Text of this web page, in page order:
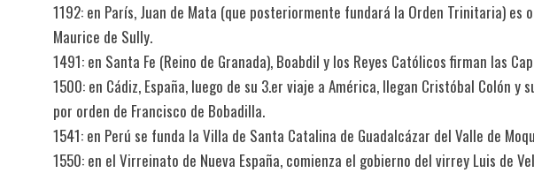
1192: en París, Juan de Mata (que posteriormente fundará la Orden Trinitaria) es
Maurice de Sully.
1491: en Santa Fe (Reino de Granada), Boabdil y los Reyes Católicos firman las
1500: en Cádiz, España, luego de su 3.er viaje a América, llegan Cristóbal Colón y
por orden de Francisco de Bobadilla.
1541: en Perú se funda la Villa de Santa Catalina de Guadalcázar del Valle de
1550: en el Virreinato de Nueva España, comienza el gobierno del virrey Luis de